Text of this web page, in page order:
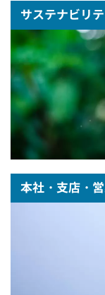
サステナビリテ
本社・支店・